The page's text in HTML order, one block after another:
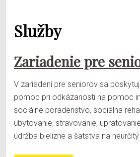
Kontakt
Kariéra
Služby
Zariadenie pre
V zariadení pre seniorov sa
pomoc pri odkázanosti na pomoc
sociálne poradenstvo, sociálna
ubytovanie, stravovanie,
údržba bielizne a šatstva na